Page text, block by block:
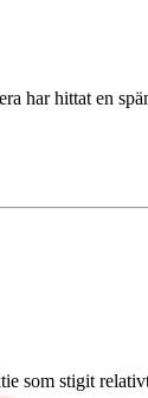
hittat en
som stigit